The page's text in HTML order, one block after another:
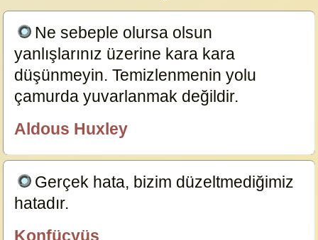
Ne sebeple olursa olsun
yanlışlarınız üzerine kara kara
düşünmeyin. Temizlenmenin yolu
çamurda yuvarlanmak değildir.
Aldous Huxley
Gerçek hata, bizim düzeltmediğimiz
hatadır.
Konfüçyüs